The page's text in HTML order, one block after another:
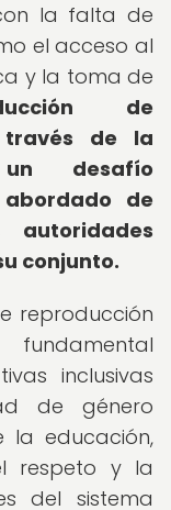
la falta de
el acceso al
y la toma de
de
través de la
un desafío
de
conjunto.
reproducción
inclusivas
de género
la educación,
respeto y la
del sistema